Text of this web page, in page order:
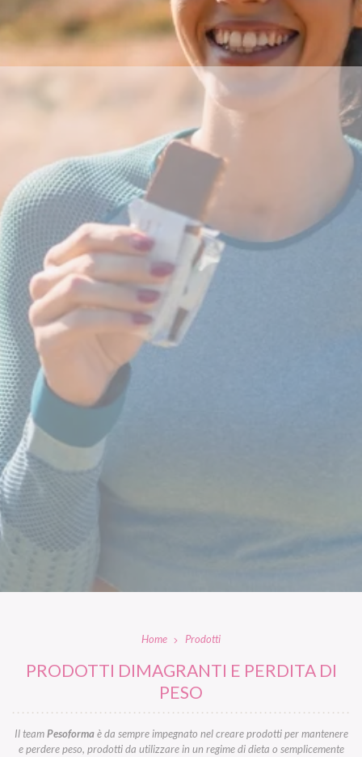
Home Prodotti
PRODOTTI DIMAGRANTI E PERDITA DI
PESO
Il teamPesoformaè da sempre impegnato nel creare prodotti per mantenere
e perdere peso, prodotti da utilizzare in un regime di dieta o semplicemente